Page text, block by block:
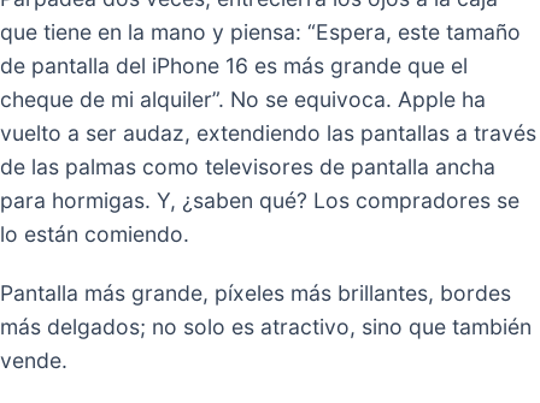
Parpadea dos veces, entrecierra los ojos a la
que tiene en la mano y piensa: “Espera, este
de pantalla del iPhone 16 es más grande que el